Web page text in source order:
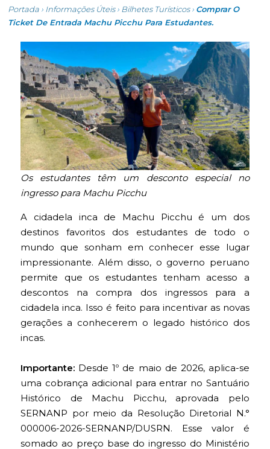
Portada › Informações Úteis› Bilhetes Turísticos› Comprar O
Ticket De Entrada Machu Picchu Para Estudantes.
Os estudantes têm um desconto especial no
ingresso para Machu Picchu
A cidadela inca de Machu Picchu é um dos
destinos favoritos dos estudantes de todo o
mundo que sonham em conhecer esse lugar
impressionante. Além disso, o governo peruano
permite que os estudantes tenham acesso a
descontos na compra dos ingressos para a
cidadela inca. Isso é feito para incentivar as novas
gerações a conhecerem o legado histórico dos
incas.
Importante: Desde 1º de maio de 2026, aplica-se
uma cobrança adicional para entrar no Santuário
Histórico de Machu Picchu, aprovada pelo
SERNANP por meio da Resolução Diretorial N.°
000006-2026-SERNANP/DUSRN. Esse valor é
somado ao preço base do ingresso do Ministério